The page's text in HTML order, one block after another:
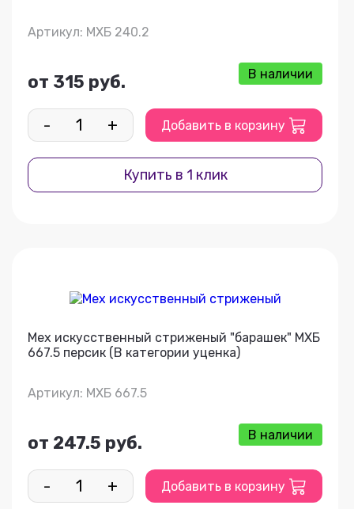
Артикул: МХБ 240.2
от 315 руб. В наличии
- + Добавить в корзину
Купить в 1 клик
Мех искусственный стриженый "барашек" МХБ
667.5 персик (В категории уценка)
Артикул: МХБ 667.5
от 247.5 руб. В наличии
- + Добавить в корзину